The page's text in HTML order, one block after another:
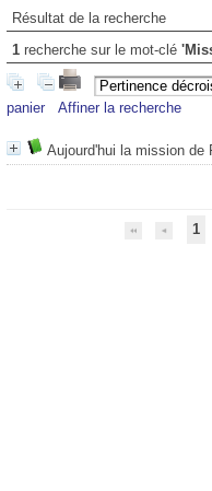
Résultat de la recherche
1 recherche sur le mot-clé
panier Affiner la recherche
Aujourd'hui la mission de
1